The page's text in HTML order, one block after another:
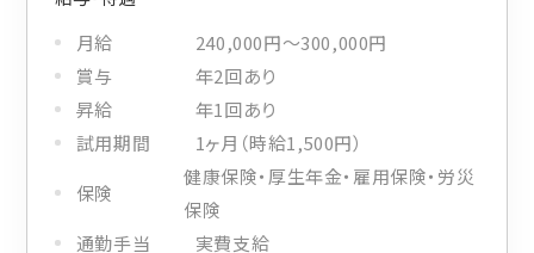
月給
240,000円〜300,000円
賞与
年2回あり
昇給
年1回あり
試用期間
1ヶ月（時給1,500円）
保険
健康保険・厚生年金・雇用保険・労災
保険
通勤手当
実費支給